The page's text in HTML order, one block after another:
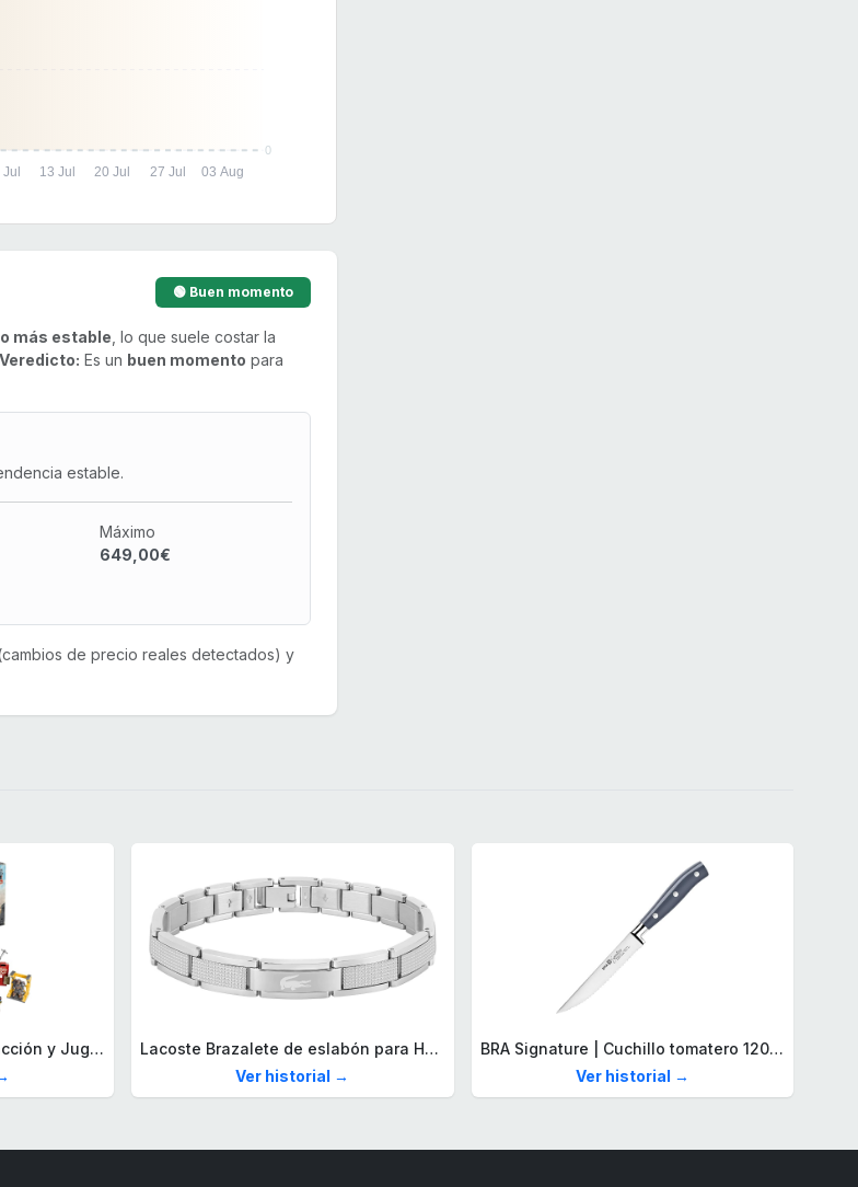
0
13 Jul 20 Jul 27 Jul 03 Aug
🟢 Buen momento
más estable, lo que suele costar la
Veredicto: Es un buen momento para
estable.
Máximo
649,00€
de precio reales detectados) y
Mega Fallout Figuras de acción y Juguetes de construcción, Parada de Camiones Red Rocket con 824 Piezas, 2 Personajes articulados y Accesorios, para coleccionistas, HXT00
Lacoste Brazalete de eslabón para Hombre Colección STENCIL de Acero inoxidable
Ver historial →
BRA Signature | Cuchillo tomatero 120 mm, Acero Inoxidable alemán forjado con Molibdeno Vanadio, Mango Remachado ABS, Diseño Ergonómico, Hoja 1,6 mm espesor
Ver historial →